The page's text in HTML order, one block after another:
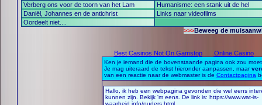
Verberg ons voor de toorn van het Lam
Humanisme: een stank uit de hel
Daniël, Johannes en de antichrist
Links naar videofilms
Oordeelt niet....
>>>Beweeg de